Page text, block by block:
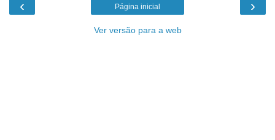
‹ ›
Página inicial
Ver versão para a web